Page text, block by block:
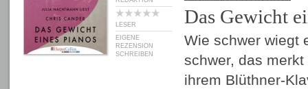
LESER
EIGENE
REZENSION
SCHREIBEN
Das Gewicht
Wie schwer wiegt
schwer, das
ihrem Blüthner-